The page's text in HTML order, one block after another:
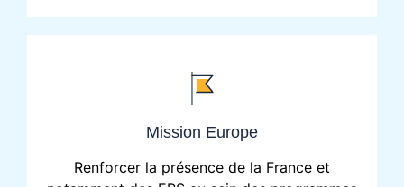
Mission Europe
Renforcer la présence de la France et